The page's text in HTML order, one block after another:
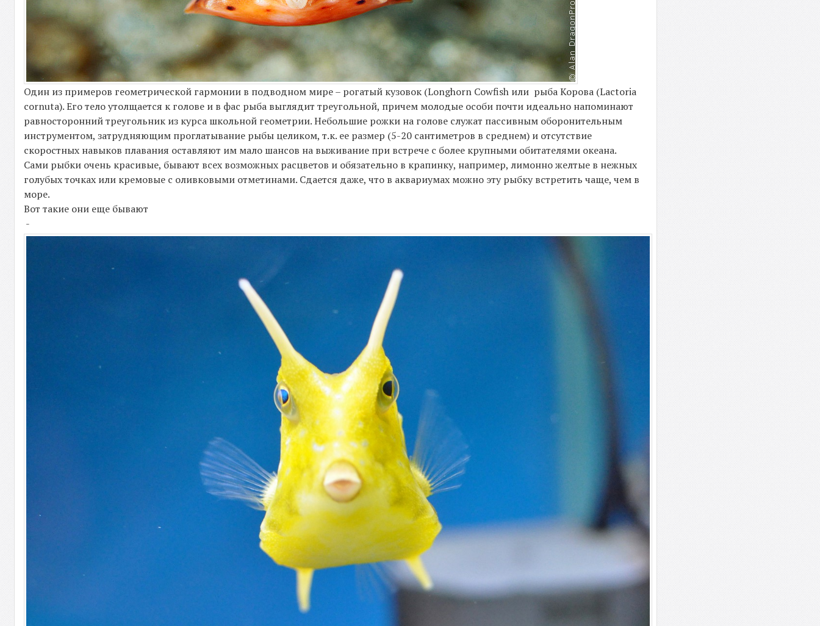
Один из примеров геометрической гармонии в подводном мире – рогатый кузовок (Longhorn Cowfish или рыба Корова (Lactoria
cornuta). Его тело утолщается к голове и в фас рыба выглядит треугольной, причем молодые особи почти идеально напоминают
равносторонний треугольник из курса школьной геометрии. Небольшие рожки на голове служат пассивным оборонительным
инструментом, затрудняющим проглатывание рыбы целиком, т.к. ее размер (5-20 сантиметров в среднем) и отсутствие
скоростных навыков плавания оставляют им мало шансов на выживание при встрече с более крупными обитателями океана.
Сами рыбки очень красивые, бывают всех возможных расцветов и обязательно в крапинку, например, лимонно желтые в нежных
голубых точках или кремовые с оливковыми отметинами. Сдается даже, что в аквариумах можно эту рыбку встретить чаще, чем в
море.
Вот такие они еще бывают
-